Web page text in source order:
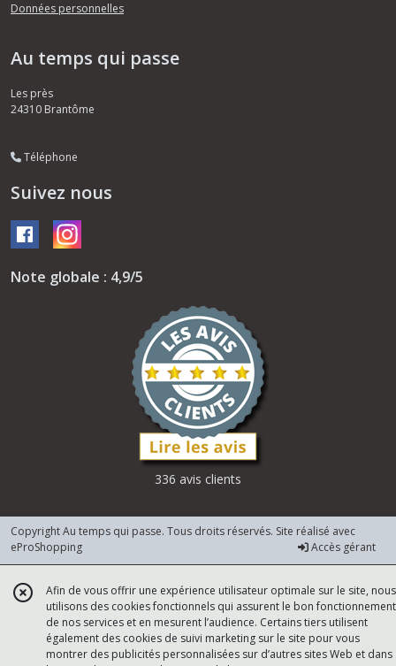
Données personnelles
Au temps qui passe
Les près
24310 Brantôme
Téléphone
Suivez nous
Note globale : 4,9/5
336 avis clients
Copyright Au temps qui passe. Tous droits réservés. Site réalisé avec
eProShopping
Accès gérant
Afin de vous offrir une expérience utilisateur optimale sur le site, nous
utilisons des cookies fonctionnels qui assurent le bon fonctionnement
de nos services et en mesurent l’audience. Certains tiers utilisent
également des cookies de suivi marketing sur le site pour vous
montrer des publicités personnalisées sur d’autres sites Web et dans